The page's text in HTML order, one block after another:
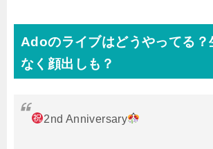
Adoのライブはどうやってる？
なく顔出しも？
2nd Anniversary